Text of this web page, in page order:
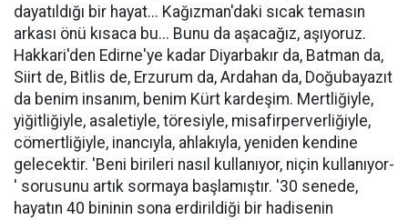
dayatıldığı bir hayat... Kağızman'daki sıcak temasın
arkası önü kısaca bu... Bunu da aşacağız, aşıyoruz.
Hakkari'den Edirne'ye kadar Diyarbakır da, Batman da,
Siirt de, Bitlis de, Erzurum da, Ardahan da, Doğubayazıt
da benim insanım, benim Kürt kardeşim. Mertliğiyle,
yiğitliğiyle, asaletiyle, töresiyle, misafirperverliğiyle,
cömertliğiyle, inancıyla, ahlakıyla, yeniden kendine
gelecektir. 'Beni birileri nasıl kullanıyor, niçin kullanıyor-
' sorusunu artık sormaya başlamıştır. '30 senede,
hayatın 40 bininin sona erdirildiği bir hadisenin